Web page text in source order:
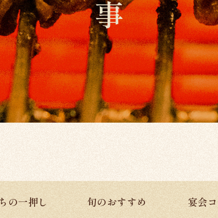
の一押し 旬のおすすめ 宴会